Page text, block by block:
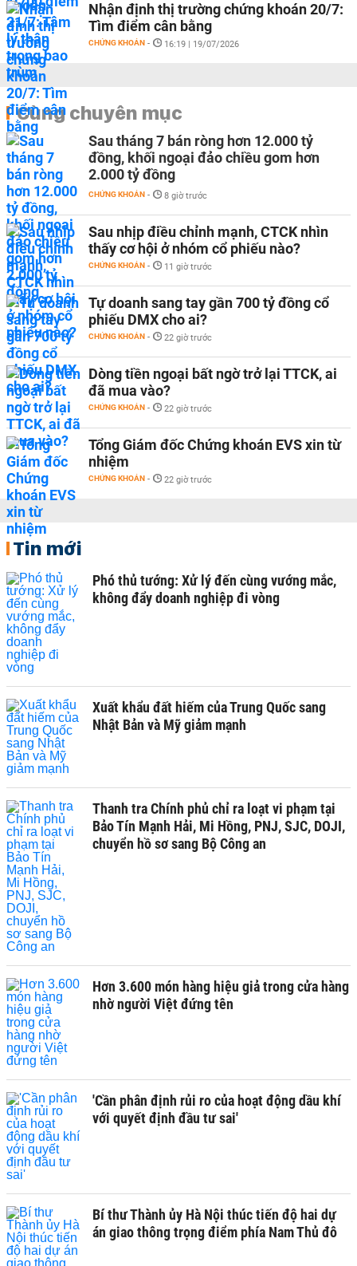
Nhận định thị trường chứng khoán 20/7:
Tìm điểm cân bằng
CHỨNG KHOÁN - 16:19 | 19/07/2026
Cùng chuyên mục
Sau tháng 7 bán ròng hơn 12.000 tỷ
đồng, khối ngoại đảo chiều gom hơn
2.000 tỷ đồng
CHỨNG KHOÁN - 8 giờ trước
Sau nhịp điều chỉnh mạnh, CTCK nhìn
thấy cơ hội ở nhóm cổ phiếu nào?
CHỨNG KHOÁN - 11 giờ trước
Tự doanh sang tay gần 700 tỷ đồng cổ
phiếu DMX cho ai?
CHỨNG KHOÁN - 22 giờ trước
Dòng tiền ngoại bất ngờ trở lại TTCK, ai
đã mua vào?
CHỨNG KHOÁN - 22 giờ trước
Tổng Giám đốc Chứng khoán EVS xin từ
nhiệm
CHỨNG KHOÁN - 22 giờ trước
Tin mới
Phó thủ tướng: Xử lý đến cùng vướng mắc,
không đẩy doanh nghiệp đi vòng
Xuất khẩu đất hiếm của Trung Quốc sang
Nhật Bản và Mỹ giảm mạnh
Thanh tra Chính phủ chỉ ra loạt vi phạm tại
Bảo Tín Mạnh Hải, Mi Hồng, PNJ, SJC, DOJI,
chuyển hồ sơ sang Bộ Công an
Hơn 3.600 món hàng hiệu giả trong cửa hàng
nhờ người Việt đứng tên
'Cần phân định rủi ro của hoạt động dầu khí
với quyết định đầu tư sai'
Bí thư Thành ủy Hà Nội thúc tiến độ hai dự
án giao thông trọng điểm phía Nam Thủ đô